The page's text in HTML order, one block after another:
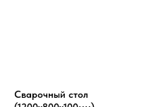
Сварочный стол